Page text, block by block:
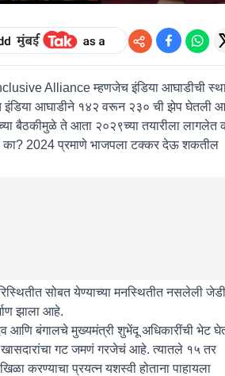
Alliance म्हणजेच इंडिया आघाडीची
इंडिया आघाडीने १४२ वरून २३० ची झेप घेतली
बैठकीमुळे ते आता २०२९च्या तयारीला लागलेत
का? 2024 प्रमाणे भाजपला टक्कर देऊ शकतील
सोबत येण्याच्या मनस्थितीत नसलेली
झाला आहे.
आणि बंगालचे मुख्यमंत्री शुभेंदू अधिकारींची भेट
खासदारांचा गट जमणं गरजेचं आहे. त्यातले १५ तर
करण्याचा प्रयत्न यशस्वी होताना पाहायला